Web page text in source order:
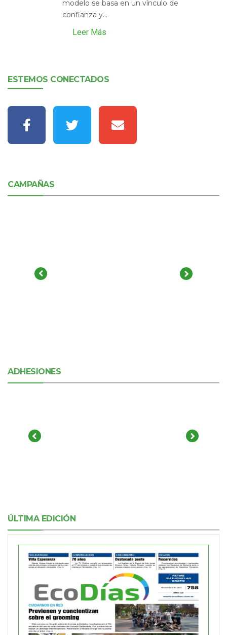
modelo se basa en un vínculo de
confianza y...
Leer Más
ESTEMOS CONECTADOS
CAMPAÑAS
ADHESIONES
ÚLTIMA EDICIÓN